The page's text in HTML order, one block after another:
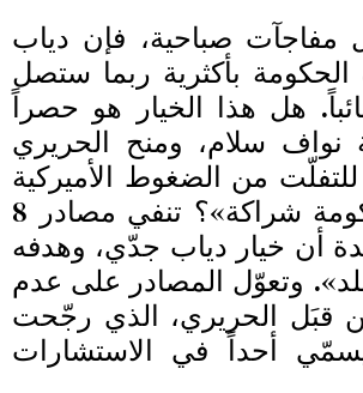
مفاجآت صباحية، فإن دياب
بأكثرية ربما ستصل
نحو 70 نائباً. هل هذا الخيار هو حصراً
نواف سلام، ومنح الحريري
من الضغوط الأميركية
والقبول بـ«حكومة شراكة»؟ تنفي مصادر 8
أن خيار دياب جدّي، وهدفه
وتعوّل المصادر على عدم
قبَل الحريري، الذي رجّحت
أحداً في الاستشارات